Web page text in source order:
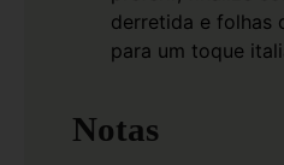
derretida e folhas
para um toque
Notas